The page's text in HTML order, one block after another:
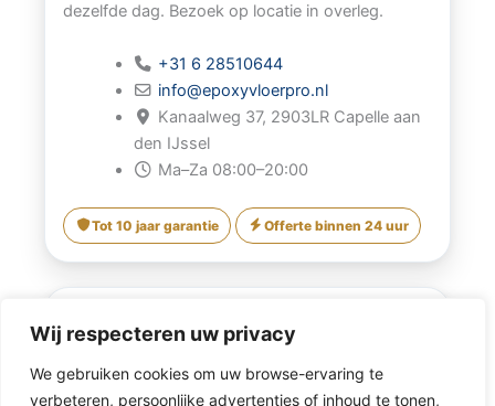
Wij respecteren uw privacy
We gebruiken cookies om uw browse-ervaring te
verbeteren, persoonlijke advertenties of inhoud te tonen,
dezelfde dag. Bezoek op locatie in overleg.
+31 6 28510644
info@epoxyvloerpro.nl
Kanaalweg 37, 2903LR Capelle aan
den IJssel
Ma–Za 08:00–20:00
Tot 10 jaar garantie Offerte binnen 24 uur
Naam